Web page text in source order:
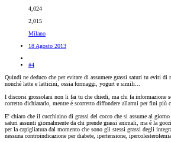
4,024
2,015
Milano
18 Agosto 2013
#4
Quindi ne deduco che per evitare di assumere grassi saturi tu eviti di
nonché latte e latticini, ossia formaggi, yogurt e simili...
I discorsi grossolani non li fai tu che chiedi, ma chi fa informazione
corretto dichiararlo, mentre é scorretto diffondere allarmi per fini più
E' chiaro che il cucchiaino di grassi del cocco che si assume al giorno
saturi assunti giornalmente da chi prende grassi animali, ma é la
per la capigliatura dal momento che sono gli stessi grassi degli
nessuna controindicazione per diabete, ipertensione,